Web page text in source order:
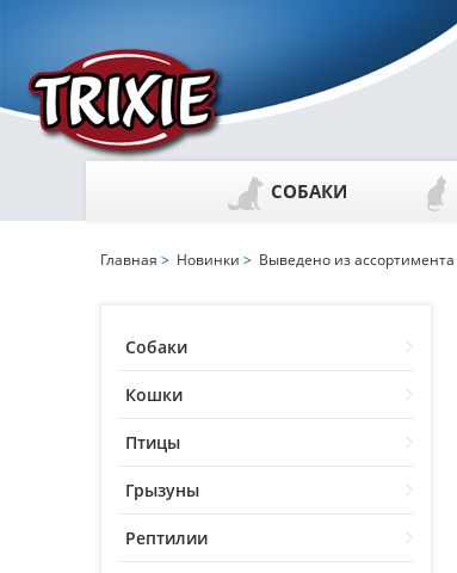
СОБАКИ
Собаки
Кошки
Птицы
Грызуны
Рептилии
Главная > Новинки > Выведено из ассортимента